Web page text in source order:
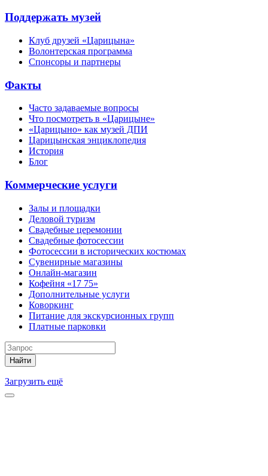
Поддержать музей
Клуб друзей «Царицына»
Волонтерская программа
Спонсоры и партнеры
Факты
Часто задаваемые вопросы
Что посмотреть в «Царицыне»
«Царицыно» как музей ДПИ
Царицынская энциклопедия
История
Блог
Коммерческие услуги
Залы и площадки
Деловой туризм
Свадебные церемонии
Свадебные фотосессии
Фотосессии в исторических костюмах
Сувенирные магазины
Онлайн-магазин
Кофейня «17 75»
Дополнительные услуги
Коворкинг
Питание для экскурсионных групп
Платные парковки
Найти
Загрузить ещё